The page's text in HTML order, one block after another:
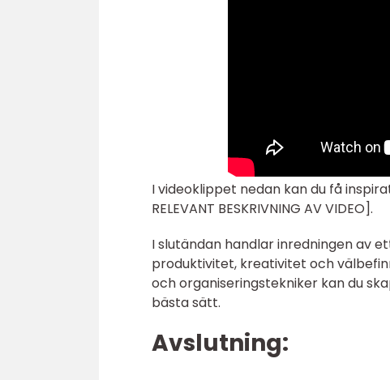
I videoklippet nedan kan du få
RELEVANT BESKRIVNING AV VIDEO].
I slutändan handlar inredningen av
produktivitet, kreativitet och
och organiseringstekniker kan du
bästa sätt.
Avslutning: